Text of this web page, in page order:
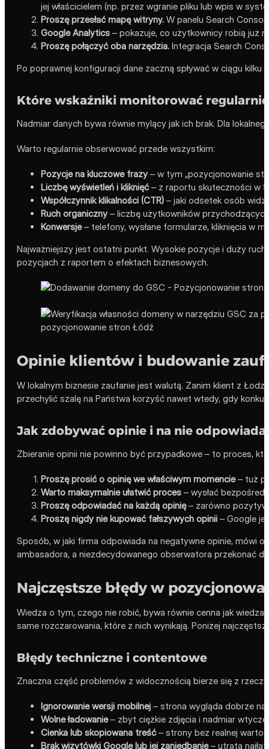
jej właścicielem (np. przez wgranie pliku lub wpis w
Proszę przesłać mapę witryny. W panelu Search
Google Analytics – pokazuje, co użytkownicy robią już
Proszę połączyć oba narzędzia. Integracja Search
Po poprawnej konfiguracji dane zaczną spływać w ciągu
Które wskaźniki monitorować regularnie
Nadmiar danych bywa równie mylący jak ich brak. Dla
Warto regularnie obserwować przede wszystkim:
Pozycje na kluczowe frazy – w tym „pozycjonowanie
Liczbę wyświetleń i kliknięć– z raportu skuteczności w
Współczynnik klikalności (CTR) – jaki odsetek osób
Ruch organiczny – liczbę użytkowników
Konwersje– telefony, wysłane formularze, kliknięcia w
Najważniejszy jest ostatni punkt. Wysokie pozycje i duży
pozycjach z raportem o efektach biznesowych.
Opinie klientów i budowanie
W lokalnym biznesie zaufanie jest walutą. Zanim klient z
przechylić szalę na Państwa korzyść nawet wtedy, gdy
Jak zdobywać opinie i na nie
Zbieranie opinii nie powinno być przypadkowe – to proces,
Proszę prosić o opinię we właściwym momencie– tuż
Warto maksymalnie ułatwić proces – wysłać
Proszę odpowiadać na każdą opinię– zarówno
Proszę nigdy nie kupować fałszywych opinii – Google je
Sposób, w jaki firma odpowiada na negatywne opinie, mówi
ambasadora, a niezdecydowanego obserwatora przekonać
Najczęstsze błędy w
Wiedza o tym, czego nie robić, bywa równie cenna jak
same rozczarowania, które z nich wynikają. Poniżej
Błędy techniczne i contentowe
Znaczna część problemów z widocznością bierze się z
Ignorowanie wersji mobilnej – strona wygląda dobrze
Wolne ładowanie– zbyt ciężkie zdjęcia i nadmiar
Cienka lub skopiowana treść– strony bez realnej
Brak wizytówki Google lub jej zaniedbanie– utrata